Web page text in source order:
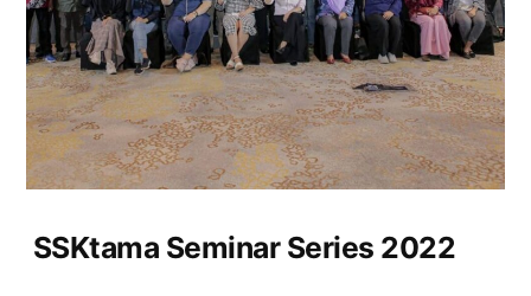
SSKtama Seminar Series 2022